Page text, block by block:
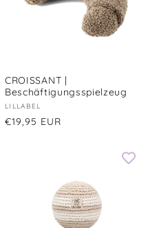
CROISSANT |
Beschäftigungsspielzeug
Anbieter:
LILLABEL
Normaler
€19,95 EUR